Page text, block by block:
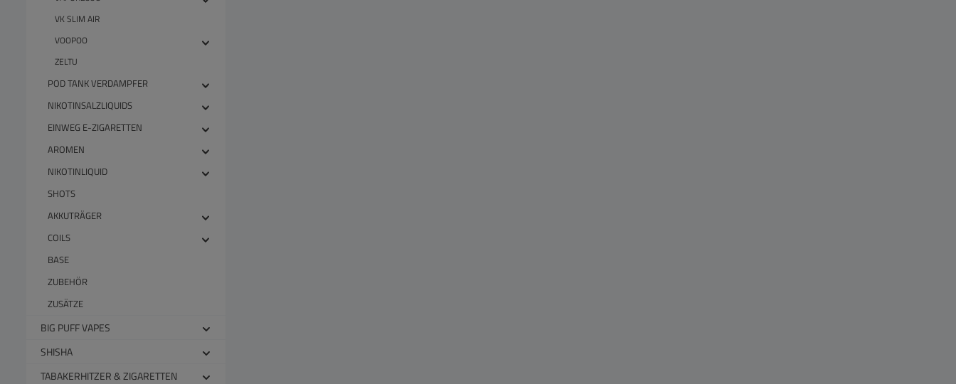
VK SLIM AIR
VOOPOO
ZELTU
POD TANK VERDAMPFER
NIKOTINSALZLIQUIDS
EINWEG E-ZIGARETTEN
AROMEN
NIKOTINLIQUID
SHOTS
AKKUTRÄGER
COILS
BASE
ZUBEHÖR
ZUSÄTZE
BIG PUFF VAPES
SHISHA
TABAKERHITZER & ZIGARETTEN